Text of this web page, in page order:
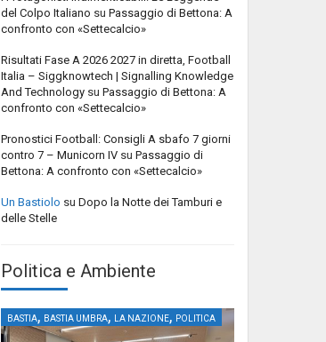
del Colpo Italiano su Passaggio di Bettona: A
confronto con «Settecalcio»
Risultati Fase A 2026 2027 in diretta, Football
Italia – Siggknowtech | Signalling Knowledge
And Technology su Passaggio di Bettona: A
confronto con «Settecalcio»
Pronostici Football: Consigli A sbafo 7 giorni
contro 7 – Municorn IV su Passaggio di
Bettona: A confronto con «Settecalcio»
Un Bastiolo su Dopo la Notte dei Tamburi e
delle Stelle
Politica e Ambiente
BASTIA, BASTIA UMBRA, LA NAZIONE, POLITICA